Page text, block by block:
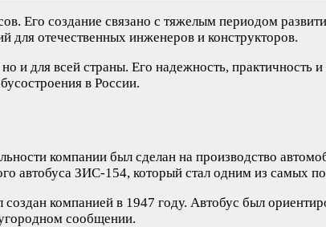
Его создание связано с тяжелым периодом
для отечественных инженеров и конструкторов.
и для всей страны. Его надежность, практичность
в России.
компании был сделан на производство
автобуса ЗИС-154, который стал одним из самых
компанией в 1947 году. Автобус был
сообщении.